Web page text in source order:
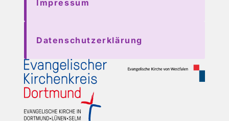
Impressum
Datenschutzerklärung